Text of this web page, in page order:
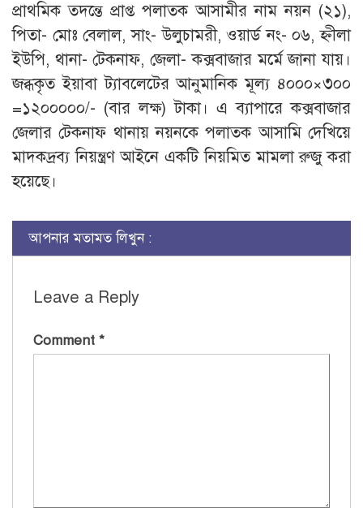
প্রাথমিক তদন্তে প্রাপ্ত পলাতক আসামীর নাম নয়ন (২১),
পিতা- মোঃ বেলাল, সাং- উলুচামরী, ওয়ার্ড নং- ০৬, হ্নীলা
ইউপি, থানা- টেকনাফ, জেলা- কক্সবাজার মর্মে জানা যায়।
জব্ধকৃত ইয়াবা ট্যাবলেটের আনুমানিক মূল্য ৪০০০×৩০০
=১২০০০০০/- (বার লক্ষ) টাকা। এ ব্যাপারে কক্সবাজার
জেলার টেকনাফ থানায় নয়নকে পলাতক আসামি দেখিয়ে
মাদকদ্রব্য নিয়ন্ত্রণ আইনে একটি নিয়মিত মামলা রুজু করা
হয়েছে।
আপনার মতামত লিখুন :
Leave a Reply
Comment *